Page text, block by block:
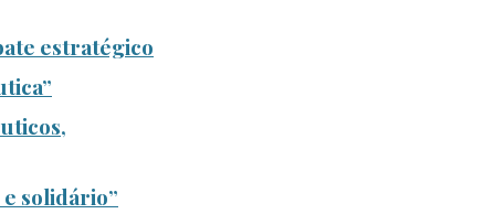
estratégico
solidário”